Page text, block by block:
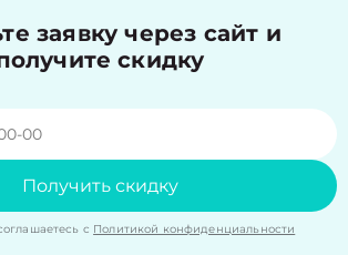
заявку через сайт и
скидку
Получить скидку
с Политикой конфиденциальности